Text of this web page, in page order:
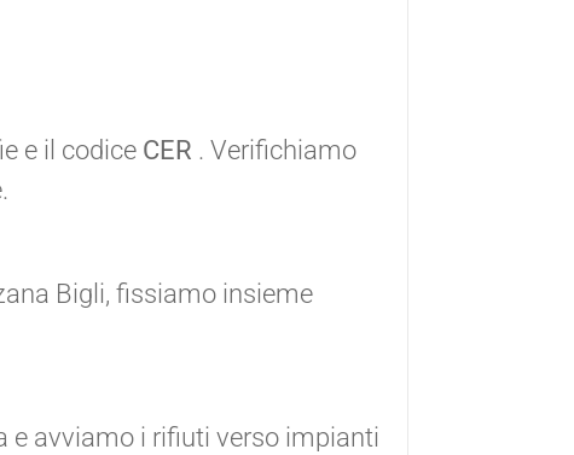
e il codice CER . Verifichiamo
Bigli, fissiamo insieme
e avviamo i rifiuti verso impianti